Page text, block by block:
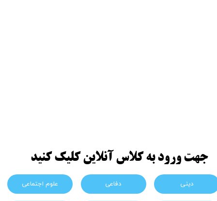
دینی دفاعی علوم اجتماعی
جهت ورود به کلاس آنلاین کلیک کنید